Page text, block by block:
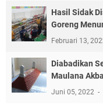
Hasil Sidak
Goreng
Februari 13,
Diabadikan
Maulana
Juni 05, 2022